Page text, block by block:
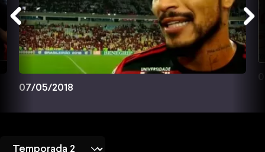
07/05/2018